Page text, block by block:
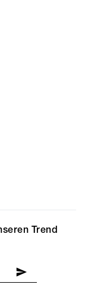
Trend